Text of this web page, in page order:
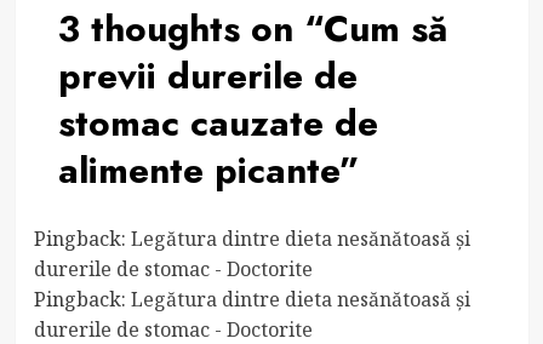
3 thoughts on “Cum să
previi durerile de
stomac cauzate de
alimente picante”
Pingback: Legătura dintre dieta nesănătoasă și
durerile de stomac - Doctorite
Pingback: Legătura dintre dieta nesănătoasă și
durerile de stomac - Doctorite